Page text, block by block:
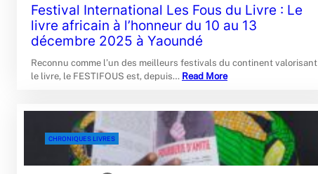
Festival International Les Fous du Livre : Le
livre africain à l’honneur du 10 au 13
décembre 2025 à Yaoundé
Reconnu comme l’un des meilleurs festivals du continent valorisant
le livre, le FESTIFOUS est, depuis… Read More
CHRONIQUES LIVRES